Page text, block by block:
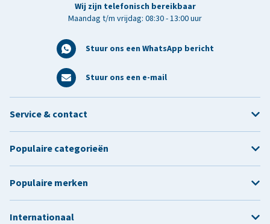
Wij zijn telefonisch bereikbaar
Maandag t/m vrijdag: 08:30 - 13:00 uur
Stuur ons een WhatsApp bericht
Stuur ons een e-mail
Service & contact
Populaire categorieën
Populaire merken
Internationaal